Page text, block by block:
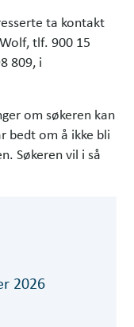
ta kontakt
tlf. 900 15
809, i
om søkeren kan
bedt om å ikke bli
Søkeren vil i så
2026